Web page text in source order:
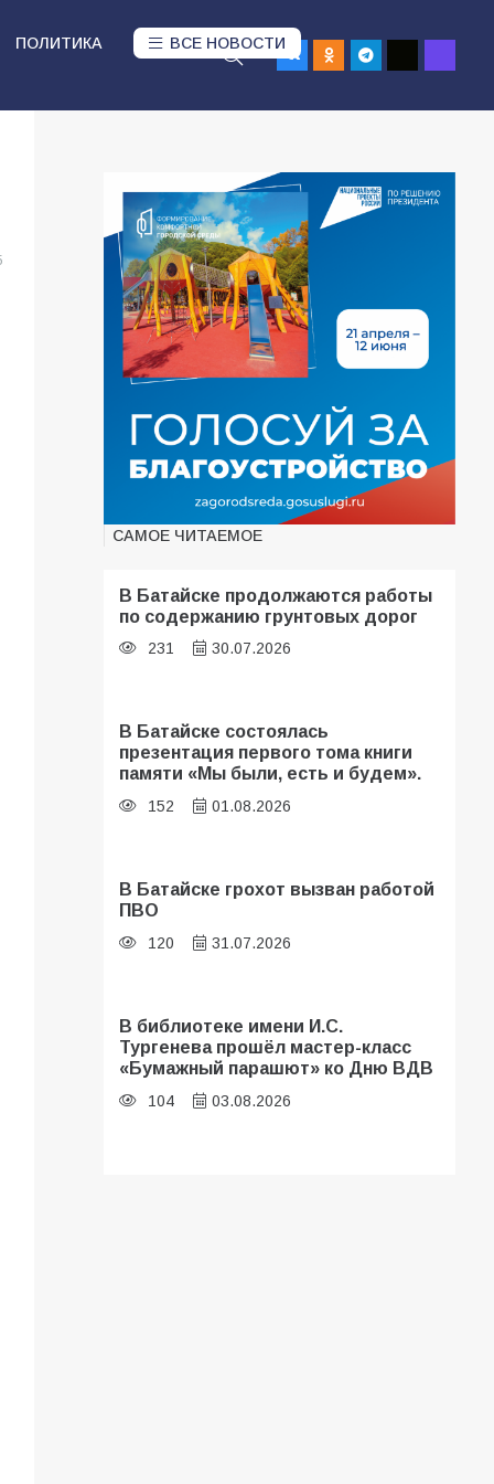
ПОЛИТИКА ВСЕ НОВОСТИ
САМОЕ ЧИТАЕМОЕ
В Батайске продолжаются работы
по содержанию грунтовых дорог
231 30.07.2026
В Батайске состоялась
презентация первого тома книги
памяти «Мы были, есть и будем».
152 01.08.2026
В Батайске грохот вызван работой
ПВО
120 31.07.2026
В библиотеке имени И.С.
Тургенева прошёл мастер-класс
«Бумажный парашют» ко Дню ВДВ
104 03.08.2026